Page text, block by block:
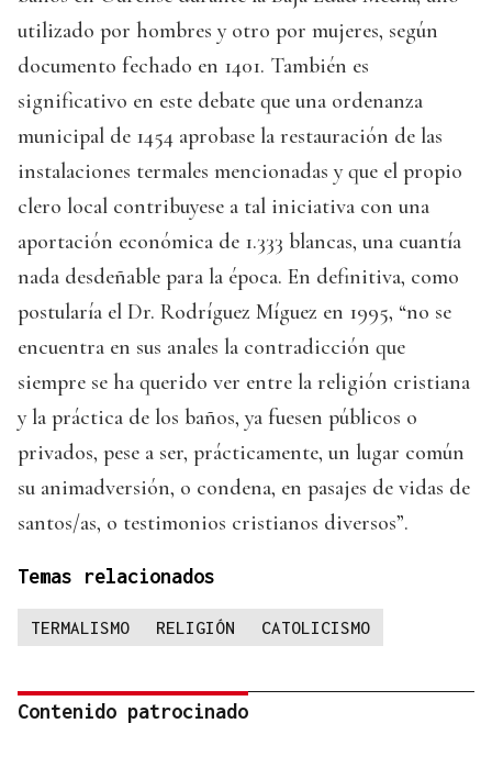
utilizado por hombres y otro por mujeres, según
documento fechado en 1401. También es
significativo en este debate que una ordenanza
municipal de 1454 aprobase la restauración de las
instalaciones termales mencionadas y que el propio
clero local contribuyese a tal iniciativa con una
aportación económica de 1.333 blancas, una cuantía
nada desdeñable para la época. En definitiva, como
postularía el Dr. Rodríguez Míguez en 1995, “no se
encuentra en sus anales la contradicción que
siempre se ha querido ver entre la religión cristiana
y la práctica de los baños, ya fuesen públicos o
privados, pese a ser, prácticamente, un lugar común
su animadversión, o condena, en pasajes de vidas de
santos/as, o testimonios cristianos diversos”.
Temas relacionados
TERMALISMO RELIGIÓN CATOLICISMO
Contenido patrocinado